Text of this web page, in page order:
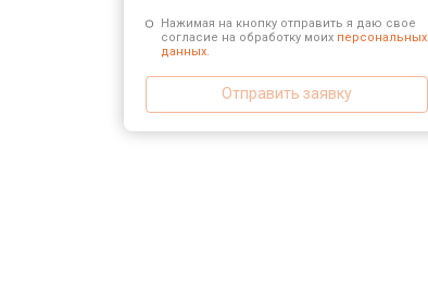
Нажимая на кнопку отправить я даю свое
согласие на обработку моих персональных
данных.
Отправить заявку